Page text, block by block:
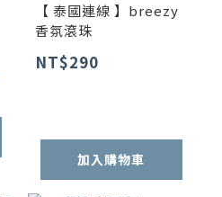
【 泰國連線 】breezy
香氛滾珠
NT$290
加入購物車